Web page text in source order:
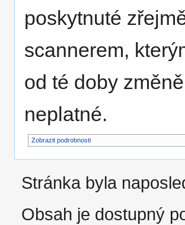
poskytnuté
scannerem,
od té doby
neplatné.
Zobrazit podrobnosti
Stránka byla
Obsah je dostupný